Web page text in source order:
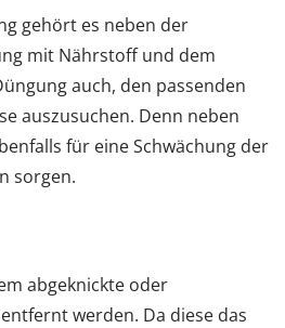
gehört es neben der
mit Nährstoff und dem
auch, den passenden
auszusuchen. Denn neben
für eine Schwächung der
sorgen.
abgeknickte oder
werden. Da diese das